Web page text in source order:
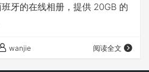
牙的在线相册，提供 20GB 的
wanjie 阅读全文